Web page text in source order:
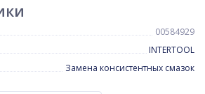
00584929
INTERTOOL
Замена консистентных смазок